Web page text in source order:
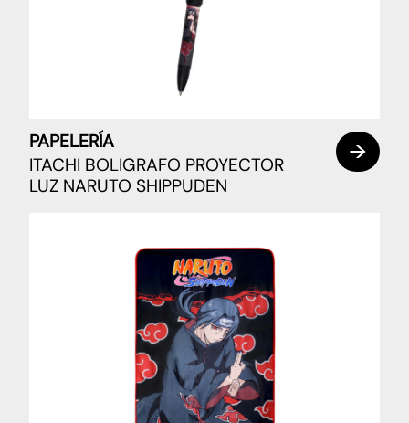
PAPELERÍA
ITACHI BOLIGRAFO PROYECTOR
LUZ NARUTO SHIPPUDEN